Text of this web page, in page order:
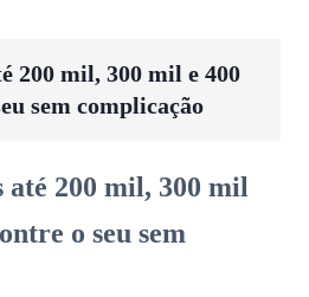
200 mil, 300 mil e 400
sem complicação
até 200 mil, 300 mil
o seu sem